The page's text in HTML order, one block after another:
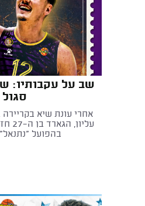
שב על עקבותיו:
סגול
אחרי עונת שיא
בהפועל "נתנאל"